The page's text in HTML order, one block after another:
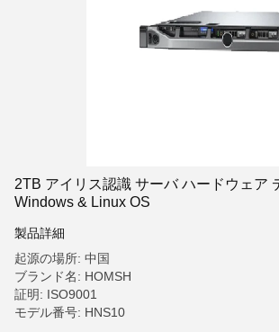
2TB アイリス認識 サーバ ハードウェア
Windows & Linux OS
製品詳細
起源の場所: 中国
ブランド名: HOMSH
証明: ISO9001
モデル番号: HNS10